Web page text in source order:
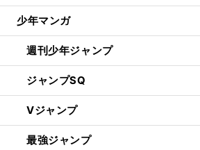
少年マンガ
週刊少年ジャンプ
ジャンプSQ
Vジャンプ
最強ジャンプ